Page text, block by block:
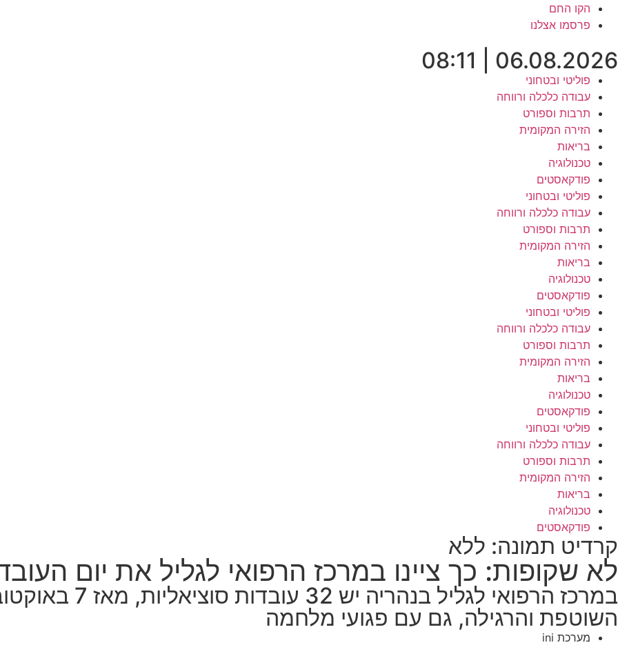
לתוכן
הקו החם
פרסמו אצלנו
06.08.2026 | 08:11
פוליטי ובטחוני
עבודה כלכלה ורווחה
תרבות וספורט
הזירה המקומית
בריאות
טכנולוגיה
פודקאסטים
פוליטי ובטחוני
עבודה כלכלה ורווחה
תרבות וספורט
הזירה המקומית
בריאות
טכנולוגיה
פודקאסטים
פוליטי ובטחוני
עבודה כלכלה ורווחה
תרבות וספורט
הזירה המקומית
בריאות
טכנולוגיה
פודקאסטים
פוליטי ובטחוני
עבודה כלכלה ורווחה
תרבות וספורט
הזירה המקומית
בריאות
טכנולוגיה
פודקאסטים
קרדיט תמונה: ללא
לא שקופות: כך ציינו במרכז הרפואי לגליל את יום
במרכז הרפואי
השוטפת והרגילה, גם עם פגועי מלחמה
מערכת ini